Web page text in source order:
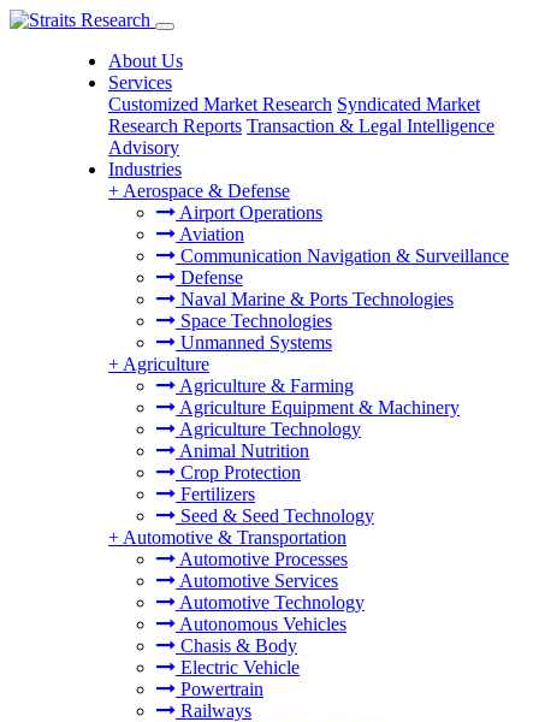
About Us
Services
Customized Market Research Syndicated Market
Research Reports Transaction & Legal Intelligence
Advisory
Industries
+ Aerospace & Defense
Airport Operations
Aviation
Communication Navigation & Surveillance
Defense
Naval Marine & Ports Technologies
Space Technologies
Unmanned Systems
+ Agriculture
Agriculture & Farming
Agriculture Equipment & Machinery
Agriculture Technology
Animal Nutrition
Crop Protection
Fertilizers
Seed & Seed Technology
+ Automotive & Transportation
Automotive Processes
Automotive Services
Automotive Technology
Autonomous Vehicles
Chasis & Body
Electric Vehicle
Powertrain
Railways